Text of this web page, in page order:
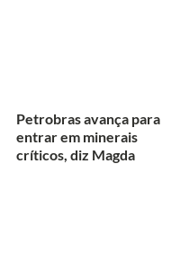
Petrobras avança para
entrar em minerais
críticos, diz Magda